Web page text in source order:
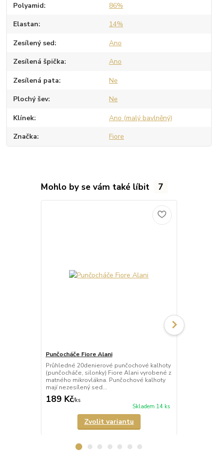
Polyamid 86%
Elastan 14%
Zesílený sed Ano
Zesílená špička Ano
Zesílená pata Ne
Plochý šev Ne
Klínek Ano (malý bavlněný)
Značka Fiore
Mohlo by se vám také líbit 7
Punčocháče Fiore Alani
Průhledné 20denierové punčochové kalhoty
(punčocháče, silonky) Fiore Alani vyrobené z
matného mikrovlákna. Punčochové kalhoty
mají nezesílený sed...
189 Kč/ks
Skladem 14 ks
Zvolit variantu